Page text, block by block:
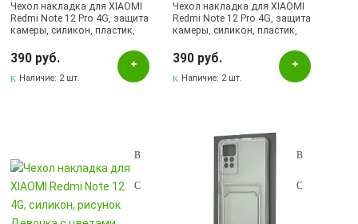
Чехол накладка для XIAOMI
Redmi Note 12 Pro 4G, защита
камеры, силикон, пластик,
390 руб.
Наличие: 2 шт.
Чехол накладка для XIAOMI
Redmi Note 12 Pro 4G, защита
камеры, силикон, пластик,
390 руб.
Наличие: 2 шт.